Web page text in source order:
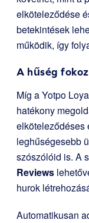
elköteleződése
betekintések
működik, így
A hűség
Míg a Yotpo
hatékony
elköteleződéses
leghűségesebb
szószólóid is. A
Reviews
hurok
Automatikusan